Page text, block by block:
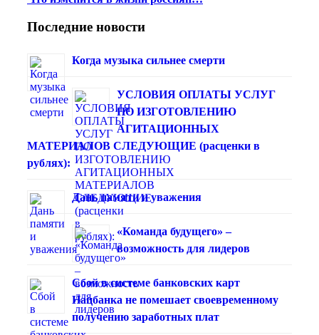
Последние новости
Когда музыка сильнее смерти
УСЛОВИЯ ОПЛАТЫ УСЛУГ
ПО ИЗГОТОВЛЕНИЮ
АГИТАЦИОННЫХ
МАТЕРИАЛОВ СЛЕДУЮЩИЕ (расценки в
рублях):
Дань памяти и уважения
«Команда будущего» –
возможность для лидеров
Сбой в системе банковских карт
Нацбанка не помешает своевременному
получению заработных плат